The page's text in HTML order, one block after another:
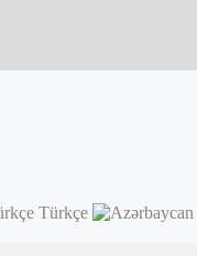
Türkçe